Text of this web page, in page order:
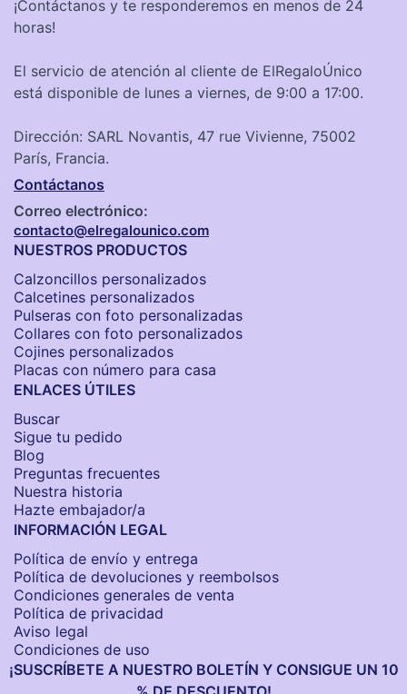
¡Contáctanos y te responderemos en menos de 24
horas!
El servicio de atención al cliente de ElRegaloÚnico
está disponible de lunes a viernes, de 9:00 a 17:00.
Dirección: SARL Novantis, 47 rue Vivienne, 75002
París, Francia.
Contáctanos
Correo electrónico:
contacto@elregalounico.com
NUESTROS PRODUCTOS
Calzoncillos personalizados​
Calcetines personalizados
Pulseras con foto personalizadas
Collares con foto personalizados
Cojines personalizados
Placas con número para casa
ENLACES ÚTILES
Buscar
Sigue tu pedido
Blog
Preguntas frecuentes
Nuestra historia
Hazte embajador/a
INFORMACIÓN LEGAL
Política de envío y entrega
Política de devoluciones y reembolsos
Condiciones generales de venta
Política de privacidad
Aviso legal
Condiciones de uso
¡SUSCRÍBETE A NUESTRO BOLETÍN Y CONSIGUE UN 10